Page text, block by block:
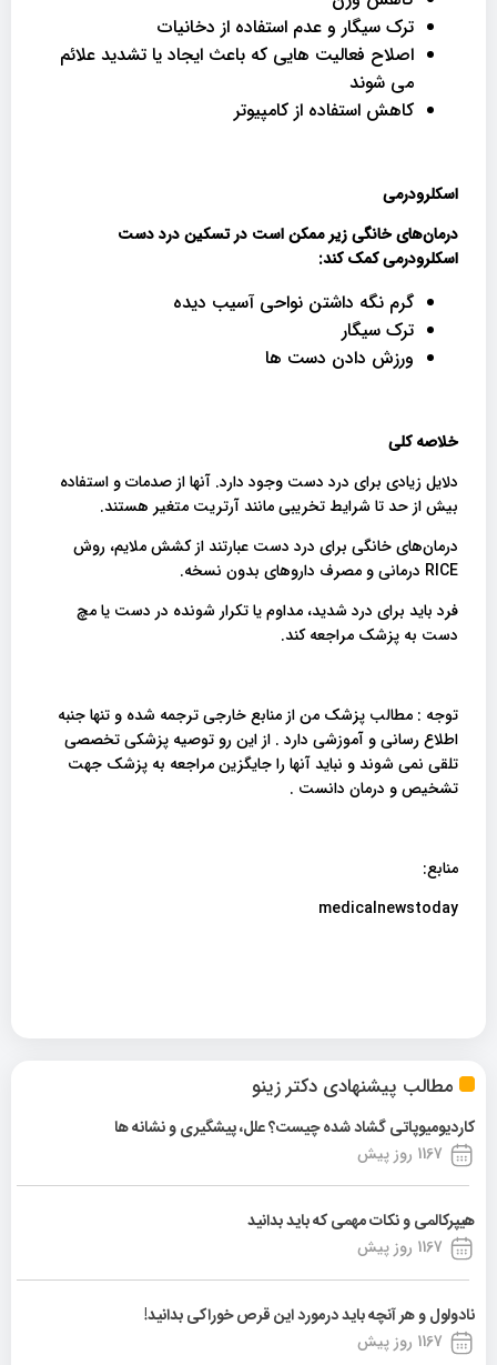
مطالب پیشنهادی دکتر زینو
کاردیومیوپاتی گشاد شده چیست؟ علل، پیشگیری و نشانه ها
1167 روز پیش
هیپرکالمی و نکات مهمی که باید بدانید
1167 روز پیش
نادولول و هر آنچه باید درمورد این قرص خوراکی بدانید!
1167 روز پیش
ترک سیگار و عدم استفاده از دخانیات
اصلاح فعالیت هایی که باعث ایجاد یا تشدید علائم
می شوند
کاهش استفاده از کامپیوتر
اسکلرودرمی
درمان‌های خانگی زیر ممکن است در تسکین درد دست
اسکلرودرمی کمک کند:
گرم نگه داشتن نواحی آسیب دیده
ترک سیگار
ورزش دادن دست ها
خلاصه کلی
دلایل زیادی برای درد دست وجود دارد. آنها از صدمات و استفاده
بیش از حد تا شرایط تخریبی مانند آرتریت متغیر هستند.
درمان‌های خانگی برای درد دست عبارتند از کشش ملایم، روش
RICE درمانی و مصرف داروهای بدون نسخه.
فرد باید برای درد شدید، مداوم یا تکرار شونده در دست یا مچ
دست به پزشک مراجعه کند.
توجه : مطالب پزشک من از منابع خارجی ترجمه شده و تنها جنبه
اطلاع رسانی و آموزشی دارد . از این رو توصیه پزشکی تخصصی
تلقی نمی شوند و نباید آنها را جایگزین مراجعه به پزشک جهت
تشخیص و درمان دانست .
منابع:
medicalnewstoday